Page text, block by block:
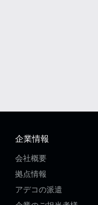
企業情報
会社概要
拠点情報
アデコの派遣